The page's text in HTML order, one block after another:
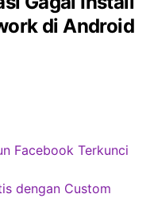
di Android
Facebook Terkunci
dengan Custom